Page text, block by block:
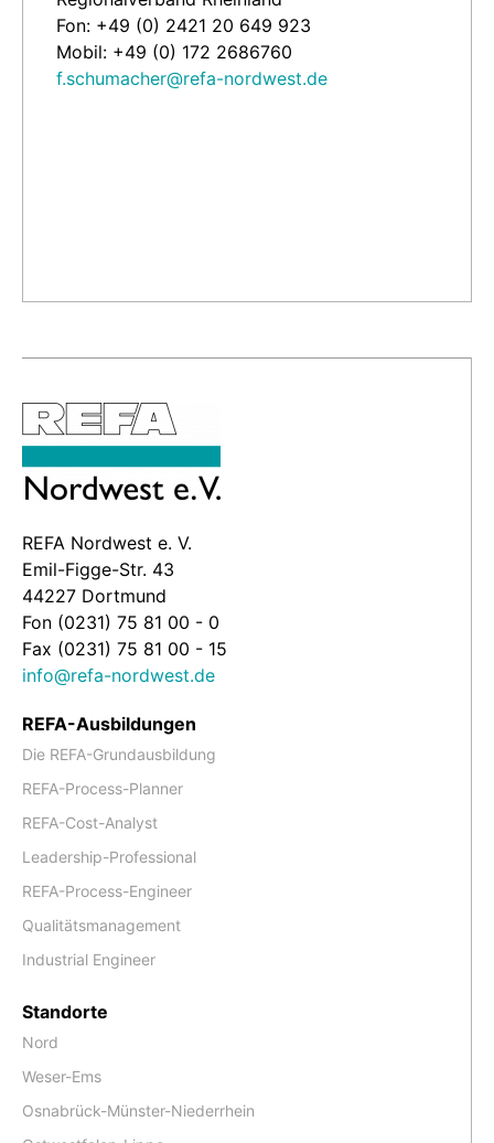
Fon: +49 (0) 2421 20 649 923
Mobil: +49 (0) 172 2686760
f.schumacher@refa-nordwest.de
REFA Nordwest e. V.
Emil-Figge-Str. 43
44227 Dortmund
Fon (0231) 75 81 00 - 0
Fax (0231) 75 81 00 - 15
info@refa-nordwest.de
REFA-Ausbildungen
Die REFA-Grundausbildung
REFA-Process-Planner
REFA-Cost-Analyst
Leadership-Professional
REFA-Process-Engineer
Qualitätsmanagement
Industrial Engineer
Standorte
Nord
Weser-Ems
Osnabrück-Münster-Niederrhein